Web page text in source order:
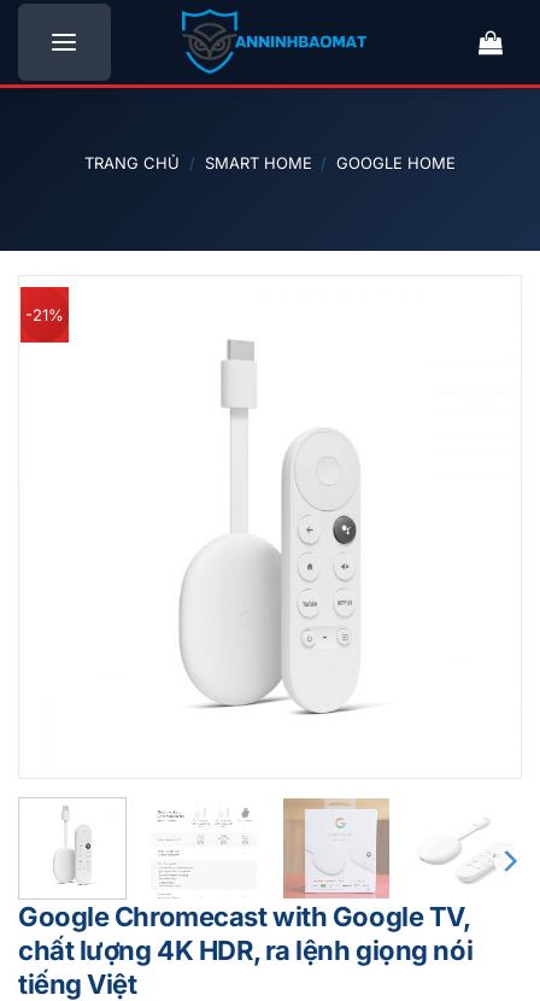
Bỏ
nội
TRANG CHỦ / SMART HOME / GOOGLE HOME
-21%
Google Chromecast with Google TV,
chất lượng 4K HDR, ra lệnh giọng nói
tiếng Việt